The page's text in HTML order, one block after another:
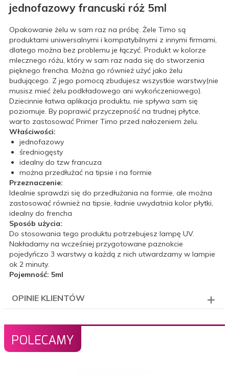
jednofazowy francuski róż 5ml
Opakowanie żelu w sam raz na próbę. Żele Timo są
produktami uniwersalnymi i kompatybilnymi z innymi firmami,
dlatego można bez problemu je łączyć. Produkt w kolorze
mlecznego różu, który w sam raz nada się do stworzenia
pięknego frencha. Można go również użyć jako żelu
budującego. Z jego pomocą zbudujesz wszystkie warstwy(nie
musisz mieć żelu podkładowego ani wykończeniowego).
Dziecinnie łatwa aplikacja produktu, nie spływa sam się
poziomuje. By poprawić przyczepność na trudnej płytce,
warto zastosować Primer Timo przed nałozeniem żelu.
Właściwości:
jednofazowy
średniogęsty
idealny do tzw francuza
można przedłużać na tipsie i na formie
Przeznaczenie:
Idealnie sprawdzi się do przedłużania na formie, ale można
zastosować również na tipsie, ładnie uwydatnia kolor płytki,
idealny do frencha
Sposób użycia:
Do stosowania tego produktu potrzebujesz lampę UV.
Nakładamy na wcześniej przygotowane paznokcie
pojedyńczo 3 warstwy a każdą z nich utwardzamy w lampie
ok 2 minuty.
Pojemność: 5ml
OPINIE KLIENTÓW
POLECAMY